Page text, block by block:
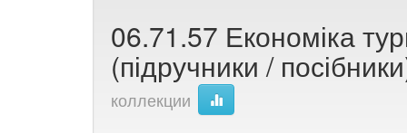
06.71.57 Економіка
(підручники /
коллекции